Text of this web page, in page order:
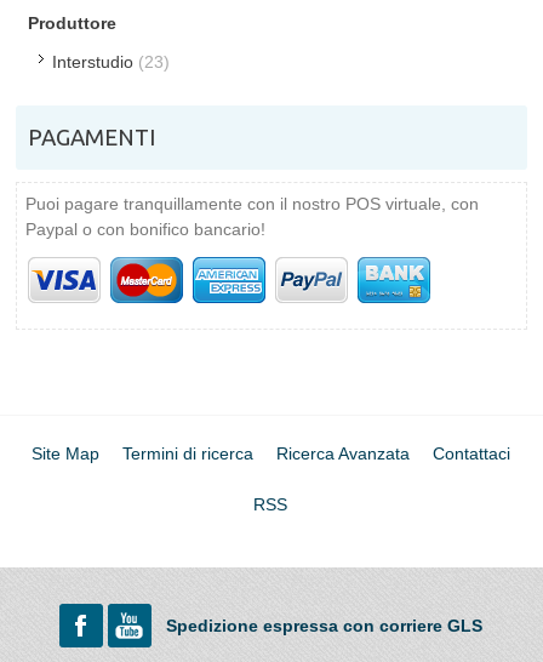
Produttore
Interstudio (23)
PAGAMENTI
Puoi pagare tranquillamente con il nostro POS virtuale, con
Paypal o con bonifico bancario!
Site Map Termini di ricerca Ricerca Avanzata Contattaci
RSS
Spedizione espressa con corriere GLS